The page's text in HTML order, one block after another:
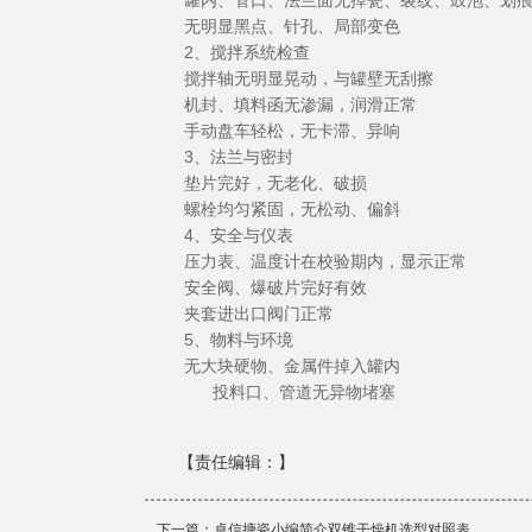
无明显黑点、针孔、局部变色
2、搅拌系统检查
搅拌轴无明显晃动，与罐壁无刮擦
机封、填料函无渗漏，润滑正常
手动盘车轻松，无卡滞、异响
3、法兰与密封
垫片完好，无老化、破损
螺栓均匀紧固，无松动、偏斜
4、安全与仪表
压力表、温度计在校验期内，显示正常
安全阀、爆破片完好有效
夹套进出口阀门正常
5、物料与环境
无大块硬物、金属件掉入罐内
投料口、管道无异物堵塞
【责任编辑： 】